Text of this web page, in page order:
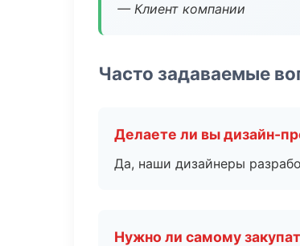
— Клиент компании
Часто задаваемые
Делаете ли вы дизайн-
Да, наши дизайнеры
Нужно ли самому